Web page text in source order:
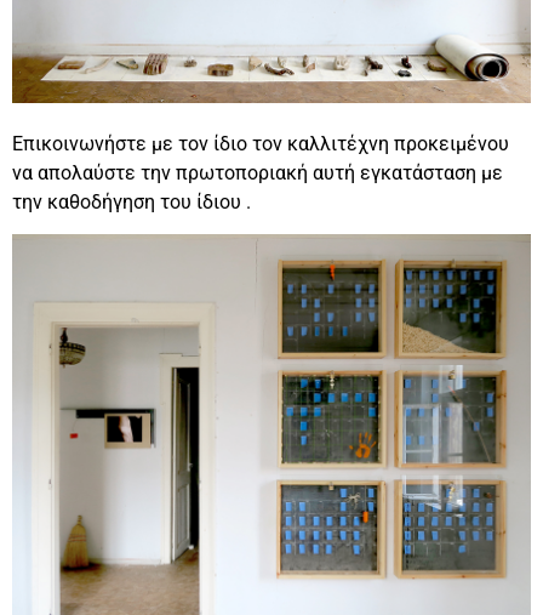
Επικοινωνήστε με τον ίδιο τον καλλιτέχνη προκειμένου
να απολαύστε την πρωτοποριακή αυτή εγκατάσταση με
την καθοδήγηση του ίδιου .